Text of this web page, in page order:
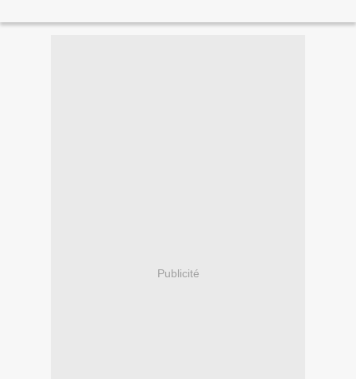
Publicité